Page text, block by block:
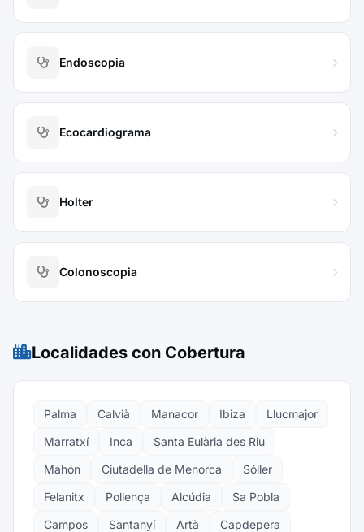
Endoscopia
Ecocardiograma
Holter
Colonoscopia
Localidades con Cobertura
Palma Calvià Manacor Ibiza
Llucmajor
Marratxí
Inca
Santa Eulària des Riu
Mahón
Ciutadella de Menorca
Sóller
Felanitx
Pollença Alcúdia
Sa Pobla
Campos
Santanyí Artà
Capdepera